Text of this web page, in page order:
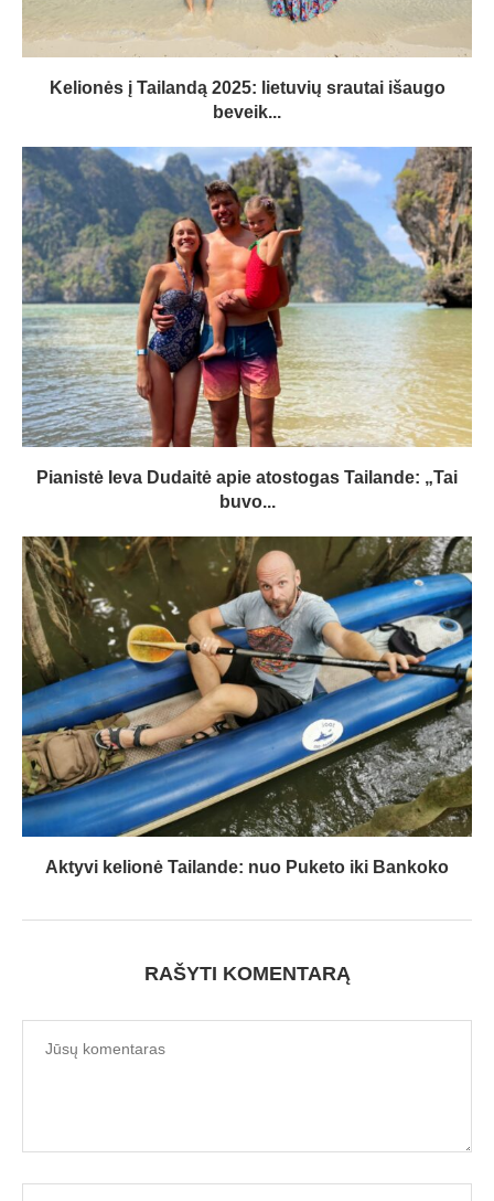
Kelionės į Tailandą 2025: lietuvių srautai išaugo
beveik...
Pianistė Ieva Dudaitė apie atostogas Tailande: „Tai
buvo...
Aktyvi kelionė Tailande: nuo Puketo iki Bankoko
RAŠYTI KOMENTARĄ